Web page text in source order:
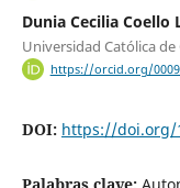
Dunia Cecilia Coello
Universidad Católica de
https://orcid.org/
DOI: https://doi.org/